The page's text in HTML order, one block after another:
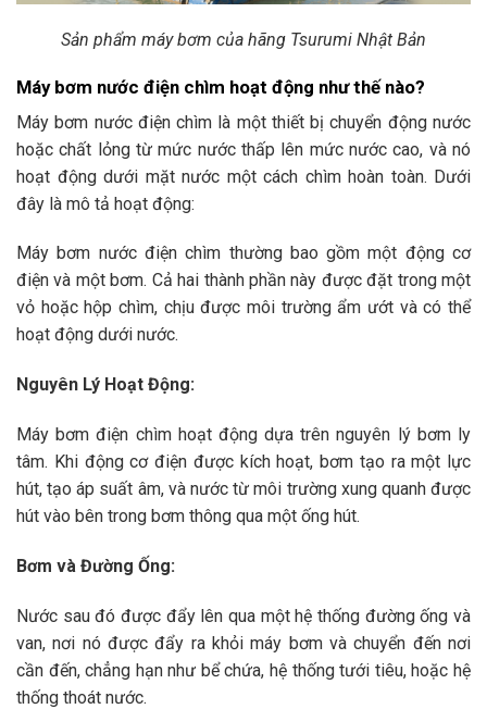
Sản phẩm máy bơm của hãng Tsurumi Nhật Bản
Máy bơm nước điện chìm hoạt động như thế nào?
Máy bơm nước điện chìm là một thiết bị chuyển động nước
hoặc chất lỏng từ mức nước thấp lên mức nước cao, và nó
hoạt động dưới mặt nước một cách chìm hoàn toàn. Dưới
đây là mô tả hoạt động:
Máy bơm nước điện chìm thường bao gồm một động cơ
điện và một bơm. Cả hai thành phần này được đặt trong một
vỏ hoặc hộp chìm, chịu được môi trường ẩm ướt và có thể
hoạt động dưới nước.
Nguyên Lý Hoạt Động:
Máy bơm điện chìm hoạt động dựa trên nguyên lý bơm ly
tâm. Khi động cơ điện được kích hoạt, bơm tạo ra một lực
hút, tạo áp suất âm, và nước từ môi trường xung quanh được
hút vào bên trong bơm thông qua một ống hút.
Bơm và Đường Ống:
Nước sau đó được đẩy lên qua một hệ thống đường ống và
van, nơi nó được đẩy ra khỏi máy bơm và chuyển đến nơi
cần đến, chẳng hạn như bể chứa, hệ thống tưới tiêu, hoặc hệ
thống thoát nước.